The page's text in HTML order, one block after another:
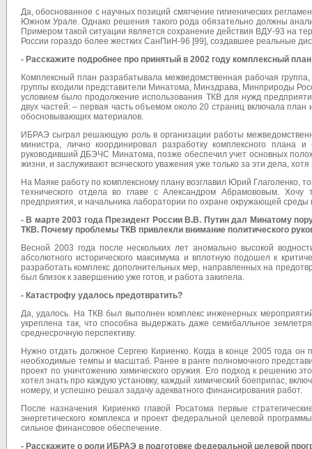
Да, обоснованное с научных позиций смягчение гигиенических
Южном Урале. Однако решения такого рода обязательно должны
Примером такой ситуации является сохранение действия ВДУ-93 на
России гораздо более жестких СанПиН-96 [99], создавшее реальные
- Расскажите подробнее про принятый в 2002 году комплексный
Комплексный план разрабатывала межведомственная рабочая
группы входили представители Минатома, Минздрава, Минприроды
условием было продолжение использования ТКВ для нужд
двух частей: – первая часть объемом около 20 страниц включала
обосновывающих материалов.
ИБРАЭ сыграл решающую роль в организации работы
министра, лично координировал разработку комплексного плана
руководивший ДБЭЧС Минатома, позже обеспечил учет основных
жизни, и заслуживают всяческого уважения уже только за эти дела,
На Маяке работу по комплексному плану возглавил Юрий Глаголенко,
технического отдела во главе с Александром Абрамововым. Хочу
предприятия, и начальника лаборатории по охране окружающей
- В марте 2003 года Президент России В.В. Путин дал Минатому
ТКВ. Почему проблемы ТКВ привлекли внимание политического
Весной 2003 года после нескольких лет аномально высокой
абсолютного исторического максимума и вплотную подошел к
разработать комплекс дополнительных мер, направленных на
был близок к завершению уже готов, и работа закипела.
- Катастрофу удалось предотвратить?
Да, удалось. На ТКВ был выполнен комплекс инженерных
укреплена так, что способна выдержать даже семибалльное
среднесрочную перспективу.
Нужно отдать должное Сергею Кириенко. Когда в конце 2005 года
необходимые темпы и масштаб. Ранее в ранге полномочного
проект по уничтожению химического оружия. Его подход к решению
хотел знать про каждую установку, каждый химический боеприпас,
номеру, и успешно решал задачу адекватного финансирования работ.
После назначения Кириенко главой Росатома первые
энергетического комплекса и проект федеральной целевой
сильное финансовое обеспечение.
- Расскажите о роли ИБРАЭ в подготовке федеральной целевой